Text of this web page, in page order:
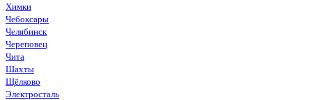
Химки
Чебоксары
Челябинск
Череповец
Чита
Шахты
Щёлково
Электросталь